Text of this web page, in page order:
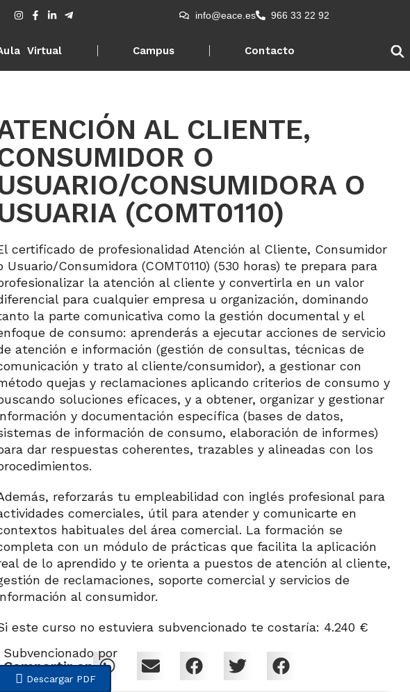
info@eace.es 966 33 22 92
Virtual Campus Contacto
AL CLIENTE,
O
CONSUMIDORA O
(COMT0110)
certificado de profesionalidad Atención al Cliente, Consumidor
Usuario/Consumidora (COMT0110) (530 horas) te prepara para
la atención al cliente y convertirla en un valor
para cualquier empresa u organización, dominando
la parte comunicativa como la gestión documental y el
de consumo: aprenderás a ejecutar acciones de servicio
atención e información (gestión de consultas, técnicas de
y trato al cliente/consumidor), a gestionar con
quejas y reclamaciones aplicando criterios de consumo y
soluciones eficaces, y a obtener, organizar y gestionar
y documentación específica (bases de datos,
de información de consumo, elaboración de informes)
dar respuestas coherentes, trazables y alineadas con los
reforzarás tu empleabilidad con inglés profesional para
comerciales, útil para atender y comunicarte en
habituales del área comercial. La formación se
con un módulo de prácticas que facilita la aplicación
de lo aprendido y te orienta a puestos de atención al cliente,
de reclamaciones, soporte comercial y servicios de
al consumidor.
este curso no estuviera subvencionado te costaría: 4.240 €
Subvencionado por
Descargar PDF
Compartir en